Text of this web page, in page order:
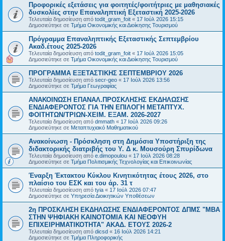
Προφορικές εξετάσεις για φοιτητές/φοιτήτριες με μαθησιακές
δυσκολίες στην Επαναληπτική Εξεταστική 2025-2026
Τελευταία δημοσίευση από todit_gram_foit « 17 Ιούλ 2026 15:15
Δημοσιεύτηκε σε Τμήμα Οικονομικής και Διοίκησης Τουρισμού
Πρόγραμμα Επαναληπτικής Εξεταστικής Σεπτεμβρίου
Ακαδ.έτους 2025-2026
Τελευταία δημοσίευση από todit_gram_foit « 17 Ιούλ 2026 15:05
Δημοσιεύτηκε σε Τμήμα Οικονομικής και Διοίκησης Τουρισμού
ΠΡΟΓΡΑΜΜΑ ΕΞΕΤΑΣΤΙΚΗΣ ΣΕΠΤΕΜΒΡΙΟΥ 2026
Τελευταία δημοσίευση από secr-geo « 17 Ιούλ 2026 13:56
Δημοσιεύτηκε σε Τμήμα Γεωγραφίας
ΑΝΑΚΟΙΝΩΣΗ ΕΠΑΝΑΛ.ΠΡΟΣΚΛΗΣΗΣ ΕΚΔΗΛΩΣΗΣ
ΕΝΔΙΑΦΕΡΟΝΤΟΣ ΓΙΑ ΤΗΝ ΕΠΙΛΟΓΗ ΜΕΤΑΠΤΥΧ.
ΦΟΙΤΗΤΩΝ/ΤΡΙΩΝ-ΧΕΙΜ. ΕΞΑΜ. 2026-2027
Τελευταία δημοσίευση από dmmath « 17 Ιούλ 2026 09:26
Δημοσιεύτηκε σε Μεταπτυχιακό Μαθηματικού
Ανακοίνωση - Πρόσκληση στη Δημόσια Υποστήριξη της
διδακτορικής διατριβής του Υ. Δ κ. Μουσούρη Σπυρίδωνα
Τελευταία δημοσίευση από e.dimopoulou « 17 Ιούλ 2026 08:28
Δημοσιεύτηκε σε Τμήμα Πολιτισμικής Τεχνολογίας και Επικοινωνίας
Έναρξη Έκτακτου Κύκλου Κινητικότητας έτους 2026, στο
πλαίσιο του ΕΣΚ και του άρ. 31 τ
Τελευταία δημοσίευση από tyia « 17 Ιούλ 2026 07:47
Δημοσιεύτηκε σε Υπηρεσία Διοικητικών Υποθέσεων
2η ΠΡΟΣΚΛΗΣΗ ΕΚΔΗΛΩΣΗΣ ΕΝΔΙΑΦΕΡΟΝΤΟΣ ΔΠΜΣ "ΜΒΑ
ΣΤΗΝ ΨΗΦΙΑΚΗ ΚΑΙΝΟΤΟΜΙΑ ΚΑΙ ΝΕΟΦΥΗ
ΕΠΙΧΕΙΡΗΜΑΤΙΚΟΤΗΤΑ" ΑΚΑΔ. ΕΤΟΥΣ 2026-2
Τελευταία δημοσίευση από dicsd « 16 Ιούλ 2026 14:21
Δημοσιεύτηκε σε Τμήμα Πληροφορικής